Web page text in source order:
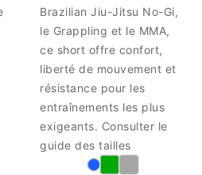
Brazilian Jiu-Jitsu No-Gi,
le Grappling et le MMA,
ce short offre confort,
liberté de mouvement et
résistance pour les
entraînements les plus
exigeants. Consulter le
guide des tailles